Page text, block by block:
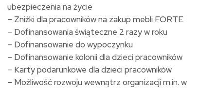
ubezpieczenia na życie
– Zniżki dla pracowników na zakup mebli FORTE
– Dofinansowania świąteczne 2 razy w roku
– Dofinansowanie do wypoczynku
– Dofinansowanie kolonii dla dzieci pracowników
– Karty podarunkowe dla dzieci pracowników
– Możliwość rozwoju wewnątrz organizacji m.in. w